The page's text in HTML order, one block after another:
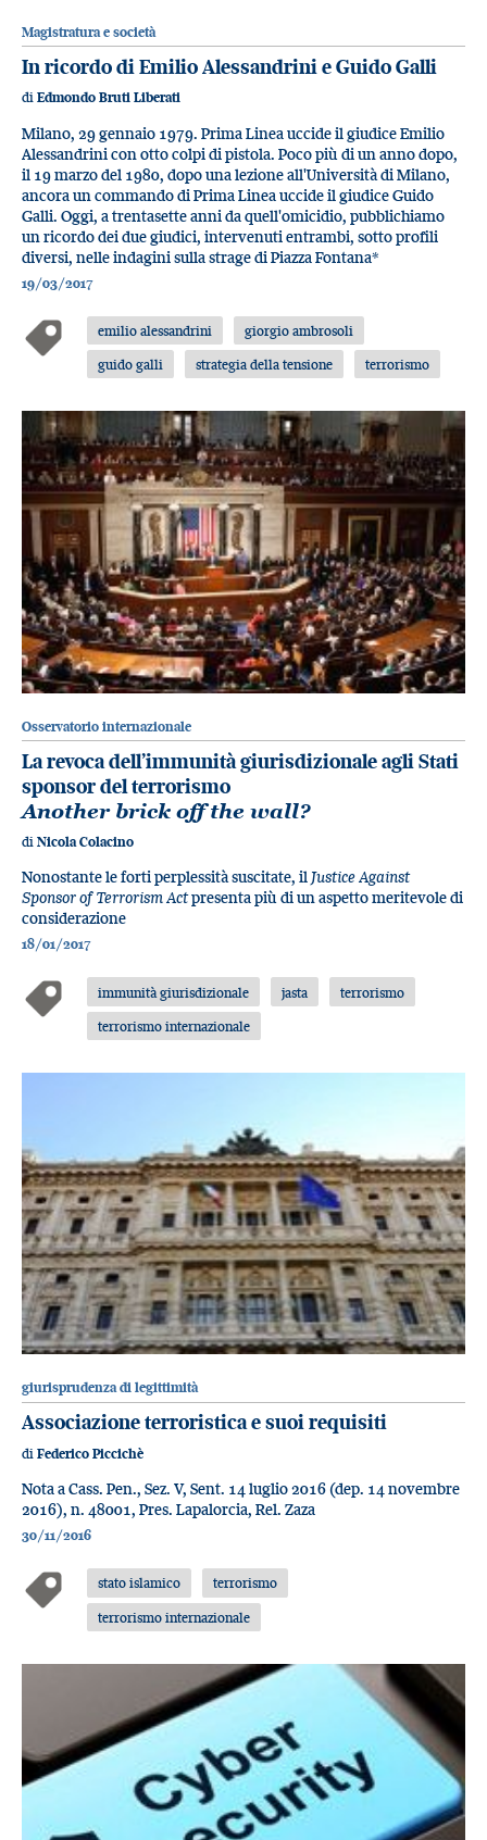
Magistratura e società
In ricordo di Emilio Alessandrini e Guido Galli
di Edmondo Bruti Liberati
Milano, 29 gennaio 1979. Prima Linea uccide il giudice Emilio
Alessandrini con otto colpi di pistola. Poco più di un anno dopo,
il 19 marzo del 1980, dopo una lezione all'Università di Milano,
ancora un commando di Prima Linea uccide il giudice Guido
Galli. Oggi, a trentasette anni da quell'omicidio, pubblichiamo
un ricordo dei due giudici, intervenuti entrambi, sotto profili
diversi, nelle indagini sulla strage di Piazza Fontana*
19/03/2017
emilio alessandrini
giorgio ambrosoli
guido galli
strategia della tensione terrorismo
Osservatorio internazionale
La revoca dell’immunità giurisdizionale agli Stati
sponsor del terrorismo
Another brick off the wall?
di Nicola Colacino
Nonostante le forti perplessità suscitate, il Justice Against
Sponsor of Terrorism Actpresenta più di un aspetto meritevole di
considerazione
18/01/2017
immunità giurisdizionale jasta
terrorismo
terrorismo internazionale
giurisprudenza di legittimità
Associazione terroristica e suoi requisiti
di Federico Piccichè
Nota a Cass. Pen., Sez. V, Sent. 14 luglio 2016 (dep. 14 novembre
2016), n. 48001, Pres. Lapalorcia, Rel. Zaza
30/11/2016
stato islamico
terrorismo
terrorismo internazionale